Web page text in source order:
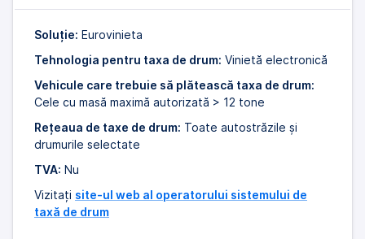
Soluție: Eurovinieta
Tehnologia pentru taxa de drum: Vinietă electronică
Vehicule care trebuie să plătească taxa de drum:
Cele cu masă maximă autorizată > 12 tone
Rețeaua de taxe de drum: Toate autostrăzile și
drumurile selectate
TVA: Nu
Vizitați site-ul web al operatorului sistemului de
taxă de drum